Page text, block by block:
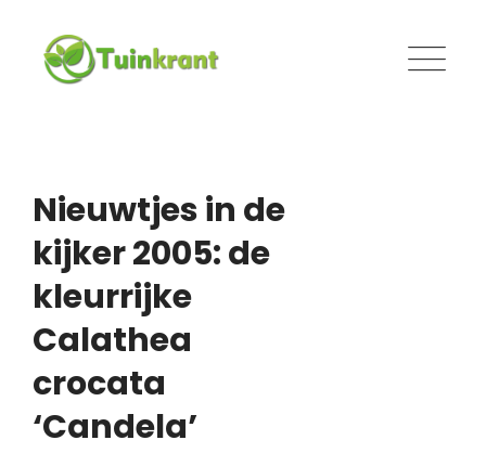
content
Nieuwtjes in de
kijker 2005: de
kleurrijke
Calathea
crocata
‘Candela’